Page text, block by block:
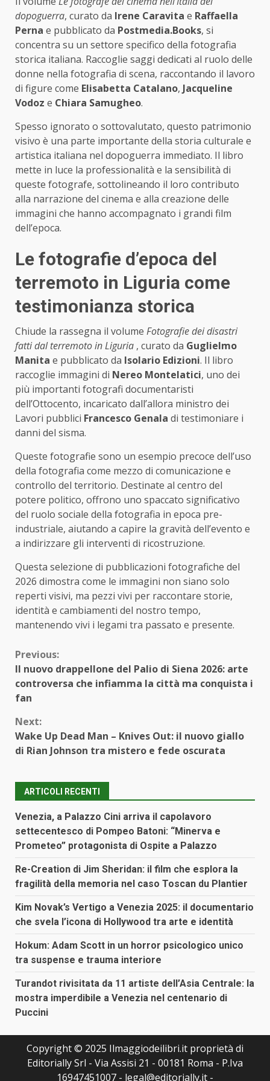
dopoguerra, curato da Irene Caravita e Raffaella
Perna e pubblicato da Postmedia.Books, si
concentra su un settore specifico della fotografia
storica italiana. Raccoglie saggi dedicati al ruolo delle
donne nella fotografia di scena, raccontando il lavoro
di figure come Elisabetta Catalano, Jacqueline
Vodoz e Chiara Samugheo.
Spesso ignorato o sottovalutato, questo patrimonio
visivo è una parte importante della storia culturale e
artistica italiana nel dopoguerra immediato. Il libro
mette in luce la professionalità e la sensibilità di
queste fotografe, sottolineando il loro contributo
alla narrazione del cinema e alla creazione delle
immagini che hanno accompagnato i grandi film
dell’epoca.
Le fotografie d’epoca del
terremoto in Liguria come
testimonianza storica
Chiude la rassegna il volume Fotografie dei disastri
fatti dal terremoto in Liguria , curato da Guglielmo
Manita e pubblicato da Isolario Edizioni. Il libro
raccoglie immagini di Nereo Montelatici, uno dei
più importanti fotografi documentaristi
dell’Ottocento, incaricato dall’allora ministro dei
Lavori pubblici Francesco Genala di testimoniare i
danni del sisma.
Queste fotografie sono un esempio precoce dell’uso
della fotografia come mezzo di comunicazione e
controllo del territorio. Destinate al centro del
potere politico, offrono uno spaccato significativo
del ruolo sociale della fotografia in epoca pre-
industriale, aiutando a capire la gravità dell’evento e
a indirizzare gli interventi di ricostruzione.
Questa selezione di pubblicazioni fotografiche del
2026 dimostra come le immagini non siano solo
reperti visivi, ma pezzi vivi per raccontare storie,
identità e cambiamenti del nostro tempo,
mantenendo vivi i legami tra passato e presente.
Continue
Reading
Previous:
Il nuovo drappellone del Palio di Siena 2026: arte
controversa che infiamma la città ma conquista i
fan
Next:
Wake Up Dead Man – Knives Out: il nuovo giallo
di Rian Johnson tra mistero e fede oscurata
ARTICOLI RECENTI
Venezia, a Palazzo Cini arriva il capolavoro
settecentesco di Pompeo Batoni: “Minerva e
Prometeo” protagonista di Ospite a Palazzo
Re-Creation di Jim Sheridan: il film che esplora la
fragilità della memoria nel caso Toscan du Plantier
Kim Novak’s Vertigo a Venezia 2025: il documentario
che svela l’icona di Hollywood tra arte e identità
Hokum: Adam Scott in un horror psicologico unico
tra suspense e trauma interiore
Turandot rivisitata da 11 artiste dell’Asia Centrale: la
mostra imperdibile a Venezia nel centenario di
Puccini
Copyright © 2025 Ilmaggiodeilibri.it proprietà di
Editorially Srl - Via Assisi 21 - 00181 Roma - P.Iva
16947451007 - legal@editorially.it -